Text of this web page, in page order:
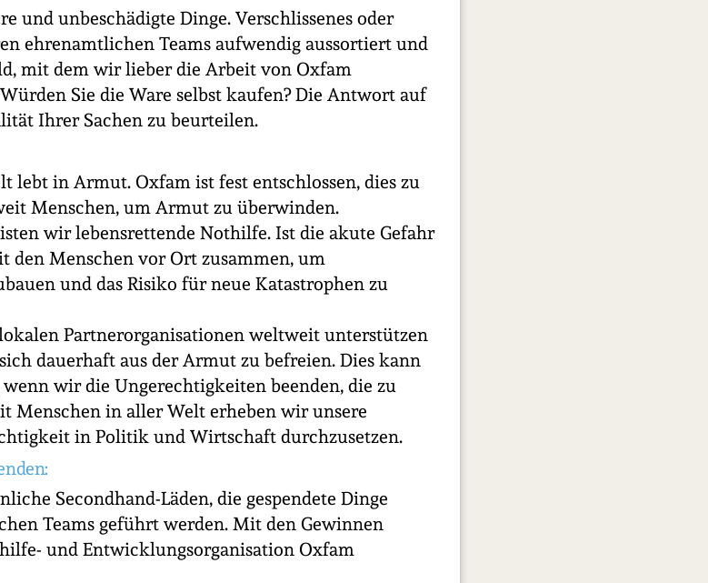
und unbeschädigte Dinge. Verschlissenes oder
ehrenamtlichen Teams aufwendig aussortiert und
mit dem wir lieber die Arbeit von Oxfam
Sie die Ware selbst kaufen? Die Antwort auf
Ihrer Sachen zu beurteilen.
lebt in Armut. Oxfam ist fest entschlossen, dies zu
Menschen, um Armut zu überwinden.
wir lebensrettende Nothilfe. Ist die akute Gefahr
den Menschen vor Ort zusammen, um
und das Risiko für neue Katastrophen zu
Partnerorganisationen weltweit unterstützen
dauerhaft aus der Armut zu befreien. Dies kann
wir die Ungerechtigkeiten beenden, die zu
Menschen in aller Welt erheben wir unsere
in Politik und Wirtschaft durchzusetzen.
Secondhand-Läden, die gespendete Dinge
Teams geführt werden. Mit den Gewinnen
und Entwicklungsorganisation Oxfam